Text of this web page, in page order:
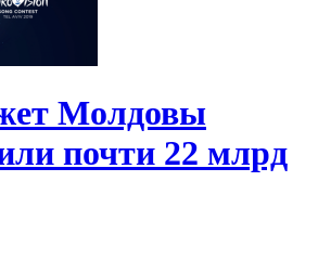
Молдовы
почти 22 млрд